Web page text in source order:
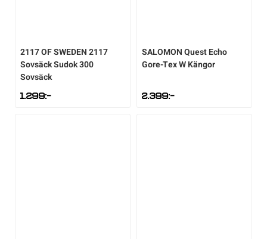
2117 OF SWEDEN2117
Sovsäck Sudok 300
Sovsäck
1.299:-
SALOMONQuest Echo
Gore-Tex W Kängor
2.399:-